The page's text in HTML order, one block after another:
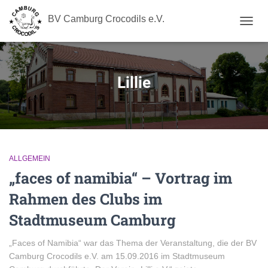
BV Camburg Crocodils e.V.
Lillie
ALLGEMEIN
„faces of namibia“ – Vortrag im
Rahmen des Clubs im
Stadtmuseum Camburg
„Faces of Namibia“ war das Thema der Veranstaltung, die der BV
Camburg Crocodils e.V. am 15.09.2016 im Stadtmuseum